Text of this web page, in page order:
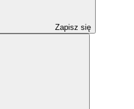
Zapisz się